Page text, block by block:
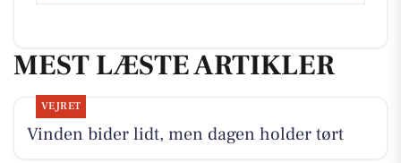
MEST LÆSTE ARTIKLER
VEJRET
Vinden bider lidt, men dagen holder tørt